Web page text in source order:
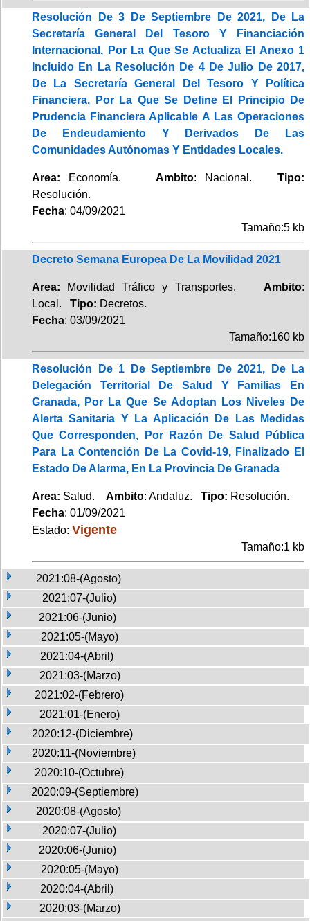
Resolución De 3 De Septiembre De 2021, De La
Secretaría General Del Tesoro Y Financiación
Internacional, Por La Que Se Actualiza El Anexo 1
Incluido En La Resolución De 4 De Julio De 2017,
De La Secretaría General Del Tesoro Y Política
Financiera, Por La Que Se Define El Principio De
Prudencia Financiera Aplicable A Las Operaciones
De Endeudamiento Y Derivados De Las
Comunidades Autónomas Y Entidades Locales.
Area: Economía. Ambito: Nacional.Tipo:
Resolución.
Fecha: 04/09/2021
Tamaño:5 kb
Decreto Semana Europea De La Movilidad 2021
Area: Movilidad Tráfico y Transportes. Ambito:
Local. Tipo: Decretos.
Fecha: 03/09/2021
Tamaño:160 kb
Resolución De 1 De Septiembre De 2021, De La
Delegación Territorial De Salud Y Familias En
Granada, Por La Que Se Adoptan Los Niveles De
Alerta Sanitaria Y La Aplicación De Las Medidas
Que Corresponden, Por Razón De Salud Pública
Para La Contención De La Covid-19, Finalizado El
Estado De Alarma, En La Provincia De Granada
Area: Salud. Ambito: Andaluz. Tipo: Resolución.
Fecha: 01/09/2021
Estado: Vigente
Tamaño:1 kb
2021:08-(Agosto)
2021:07-(Julio)
2021:06-(Junio)
2021:05-(Mayo)
2021:04-(Abril)
2021:03-(Marzo)
2021:02-(Febrero)
2021:01-(Enero)
2020:12-(Diciembre)
2020:11-(Noviembre)
2020:10-(Octubre)
2020:09-(Septiembre)
2020:08-(Agosto)
2020:07-(Julio)
2020:06-(Junio)
2020:05-(Mayo)
2020:04-(Abril)
2020:03-(Marzo)